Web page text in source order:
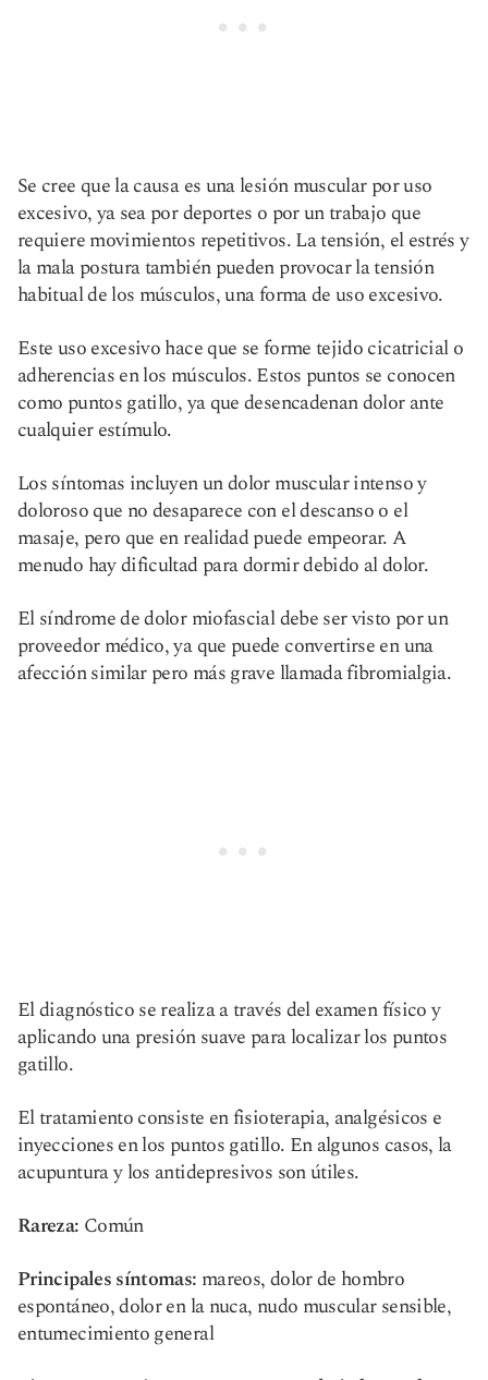
Se cree que la causa es una lesión muscular por uso
excesivo, ya sea por deportes o por un trabajo que
requiere movimientos repetitivos. La tensión, el estrés y
la mala postura también pueden provocar la tensión
habitual de los músculos, una forma de uso excesivo.
Este uso excesivo hace que se forme tejido cicatricial o
adherencias en los músculos. Estos puntos se conocen
como puntos gatillo, ya que desencadenan dolor ante
cualquier estímulo.
Los síntomas incluyen un dolor muscular intenso y
doloroso que no desaparece con el descanso o el
masaje, pero que en realidad puede empeorar. A
menudo hay dificultad para dormir debido al dolor.
El síndrome de dolor miofascial debe ser visto por un
proveedor médico, ya que puede convertirse en una
afección similar pero más grave llamada fibromialgia.
El diagnóstico se realiza a través del examen físico y
aplicando una presión suave para localizar los puntos
gatillo.
El tratamiento consiste en fisioterapia, analgésicos e
inyecciones en los puntos gatillo. En algunos casos, la
acupuntura y los antidepresivos son útiles.
Rareza: Común
Principales síntomas: mareos, dolor de hombro
espontáneo, dolor en la nuca, nudo muscular sensible,
entumecimiento general